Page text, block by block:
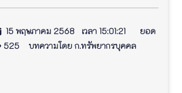
15 พฤษภาคม 2568 เวลา 15:01:21 ยอด
525 บทความโดย ก.ทรัพยากรบุคคล